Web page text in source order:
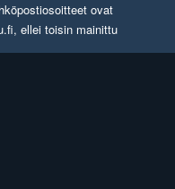
ovat
ellei toisin mainittu